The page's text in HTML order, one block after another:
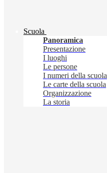
Scuola
Panoramica
Presentazione
I luoghi
Le persone
I numeri della scuola
Le carte della scuola
Organizzazione
La storia